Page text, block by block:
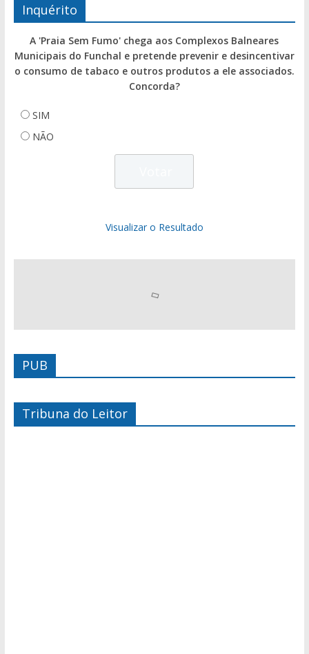
Inquérito
A 'Praia Sem Fumo' chega aos Complexos Balneares
Municipais do Funchal e pretende prevenir e desincentivar
o consumo de tabaco e outros produtos a ele associados.
Concorda?
SIM
NÃO
Visualizar o Resultado
PUB
Tribuna do Leitor